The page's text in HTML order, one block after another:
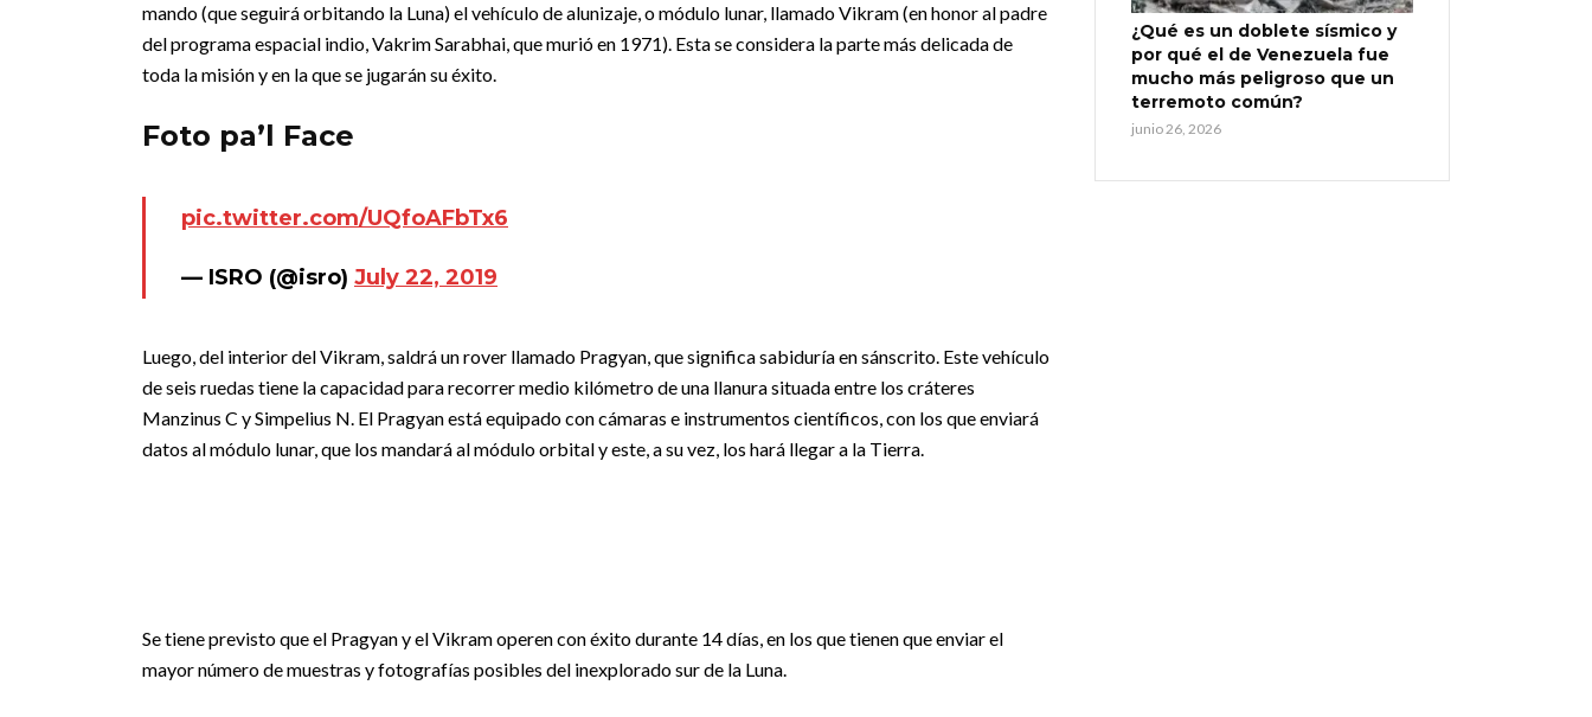
mando (que seguirá orbitando la Luna) el vehículo de alunizaje, o módulo lunar, llamado Vikram (en honor al padre
del programa espacial indio, Vakrim Sarabhai, que murió en 1971). Esta se considera la parte más delicada de
toda la misión y en la que se jugarán su éxito.
Foto pa’l Face
pic.twitter.com/UQfoAFbTx6
— ISRO (@isro) July 22, 2019
Luego, del interior del Vikram, saldrá un rover llamado Pragyan, que significa sabiduría en sánscrito. Este vehículo
de seis ruedas tiene la capacidad para recorrer medio kilómetro de una llanura situada entre los cráteres
Manzinus C y Simpelius N. El Pragyan está equipado con cámaras e instrumentos científicos, con los que enviará
datos al módulo lunar, que los mandará al módulo orbital y este, a su vez, los hará llegar a la Tierra.
Se tiene previsto que el Pragyan y el Vikram operen con éxito durante 14 días, en los que tienen que enviar el
mayor número de muestras y fotografías posibles del inexplorado sur de la Luna.
¿Qué es un doblete sísmico y
por qué el de Venezuela fue
mucho más peligroso que un
terremoto común?
junio 26, 2026